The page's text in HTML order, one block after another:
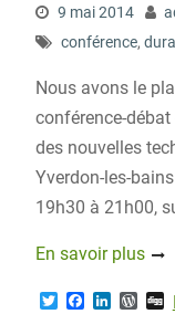
9 mai 2014
conférence,
Nous avons le
conférence-
des nouvelles
Yverdon-les-
19h30 à 21h00,
En savoir plus
T
F
L
W D